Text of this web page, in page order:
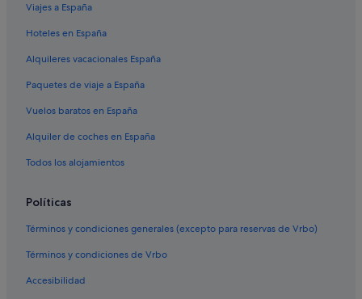
Viajes a España
Hoteles en España
Alquileres vacacionales España
Paquetes de viaje a España
Vuelos baratos en España
Alquiler de coches en España
Todos los alojamientos
Políticas
Términos y condiciones generales (excepto para reservas de Vrbo)
Términos y condiciones de Vrbo
Accesibilidad